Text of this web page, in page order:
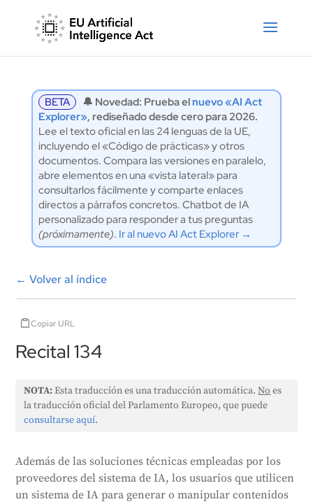
BETA 🔔 Novedad: Prueba elnuevo «AI Act
Explorer», rediseñado desde cero para 2026.
Lee el texto oficial en las 24 lenguas de la UE,
incluyendo el «Código de prácticas» y otros
documentos. Compara las versiones en paralelo,
abre elementos en una «vista lateral» para
consultarlos fácilmente y comparte enlaces
directos a párrafos concretos. Chatbot de IA
personalizado para responder a tus preguntas
(próximamente). Ir al nuevo AI Act Explorer →
←Volver al índice
Copiar URL
Recital 134
NOTA:Esta traducción es una traducción automática.No es
la traducción oficial del Parlamento Europeo, que puede
consultarse aquí.
Además de las soluciones técnicas empleadas por los
proveedores del sistema de IA, los usuarios que utilicen
un sistema de IA para generar o manipular contenidos